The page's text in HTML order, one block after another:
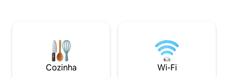
frutíferas estão na estação para um
deleite caseiro! 3 min Praia de → Siesta
Myakka River State Park (caiaque no rio +
para uso. Nosso
perfeito para
Reserve agora
experiência
Cozinha Wi-Fi